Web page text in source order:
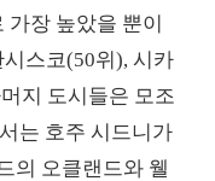
가장 높았을 뿐이
스코(50위), 시카
지 도시들은 모조
는 호주 시드니가
의 오클랜드와 웰